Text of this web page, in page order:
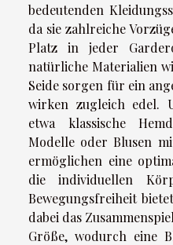
bedeutenden
da sie zahlreiche
Platz in jeder
natürliche Materialien
Seide sorgen für ein
wirken zugleich edel.
etwa klassische
Modelle oder Blusen
ermöglichen eine
die individuellen
Bewegungsfreiheit
dabei das
Größe, wodurch eine